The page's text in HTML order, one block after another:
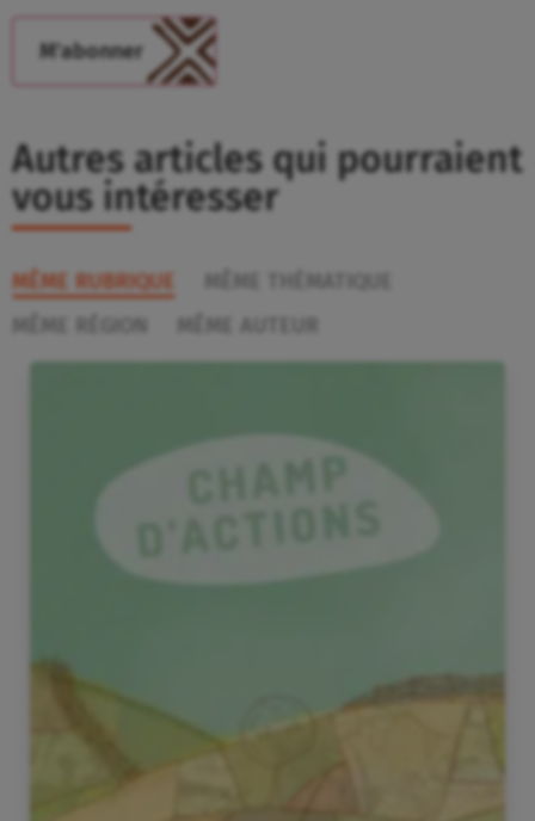
Autres articles qui pourraient
vous intéresser
MÊME RUBRIQUE